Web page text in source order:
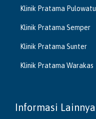
Klinik Pratama Pulowatu
Klinik Pratama Semper
Klinik Pratama Sunter
Klinik Pratama Warakas
Informasi Lainnya